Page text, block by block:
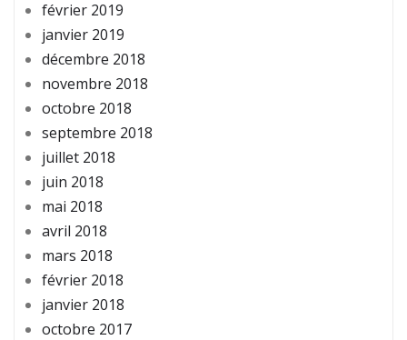
février 2019
janvier 2019
décembre 2018
novembre 2018
octobre 2018
septembre 2018
juillet 2018
juin 2018
mai 2018
avril 2018
mars 2018
février 2018
janvier 2018
octobre 2017